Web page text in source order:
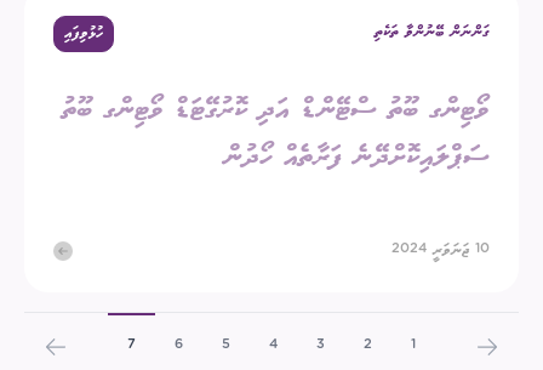
ގަންނަން ބޭނުންވާ ތަކެތި ހުޅުވިފައި
ވޯޓިންގ ބޫތު ސްޓޭންޑް އަދި ކޮރުގޭޓަޑް ވޯޓިންގ ބޫތު
ސަޕްލައިކޮށްދޭނެ ފަރާތެއް ހޯދުން
10 ޖަނަވަރީ 2024
1
2
3
4
5
6
7